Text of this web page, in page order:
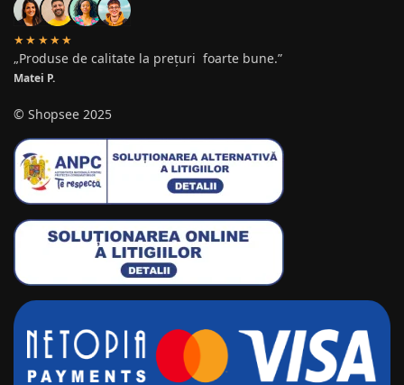
★★★★★
„Produse de calitate la prețuri foarte bune.”
Matei P.
© Shopsee 2025